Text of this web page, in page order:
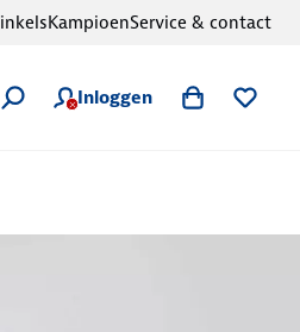
Inloggen
KampioenService & contact